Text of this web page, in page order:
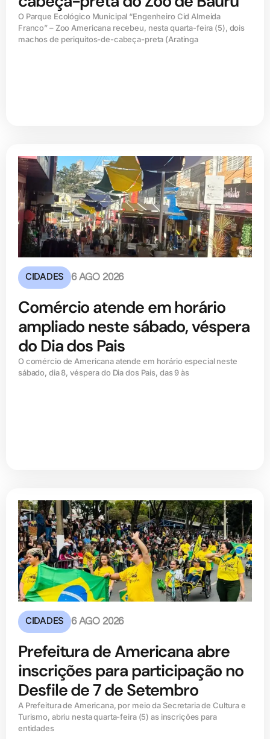
O Parque Ecológico Municipal “Engenheiro Cid Almeida
Franco” – Zoo Americana recebeu, nesta quarta-feira (5), dois
machos de periquitos-de-cabeça-preta (Aratinga
CIDADES 6 AGO 2026
Comércio atende em horário
ampliado neste sábado, véspera
do Dia dos Pais
O comércio de Americana atende em horário especial neste
sábado, dia 8, véspera do Dia dos Pais, das 9 às
CIDADES 6 AGO 2026
Prefeitura de Americana abre
inscrições para participação no
Desfile de 7 de Setembro
A Prefeitura de Americana, por meio da Secretaria de Cultura e
Turismo, abriu nesta quarta-feira (5) as inscrições para
entidades